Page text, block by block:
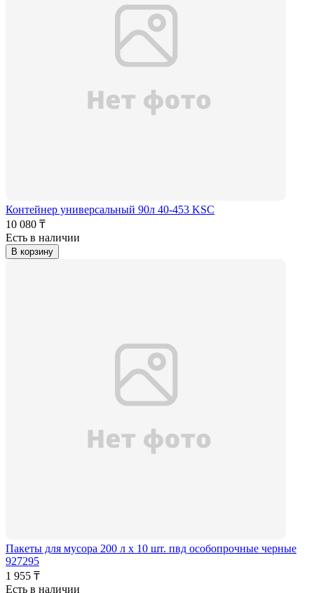
Контейнер универсальный 90л 40-453 KSC
10 080 ₸
Есть в наличии
В корзину
Пакеты для мусора 200 л х 10 шт. пвд особопрочные черные
927295
1 955 ₸
Есть в наличии